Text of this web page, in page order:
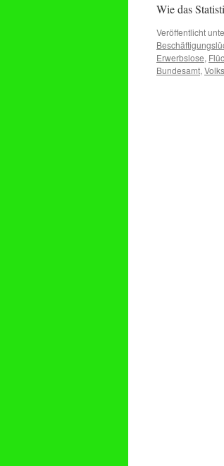
Wie das
Veröffentlicht
Erwerbslose,
Bundesamt,